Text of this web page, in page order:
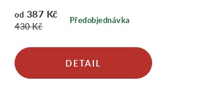
Předobjednávka
od 387 Kč
430 Kč